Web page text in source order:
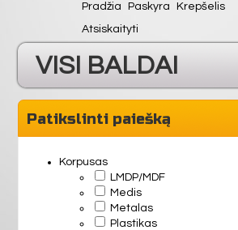
Pradžia
Paskyra
Krepšelis
Atsiskaityti
VISI BALDAI
VIRTUVĖ
SVETAINĖ
MIEGAMASIS
Patikslinti paiešką
Korpusas
LMDP/MDF
Medis
Metalas
Plastikas